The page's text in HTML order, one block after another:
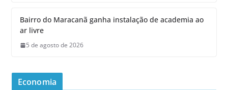
Bairro do Maracanã ganha instalação de academia ao
ar livre
5 de agosto de 2026
Economia